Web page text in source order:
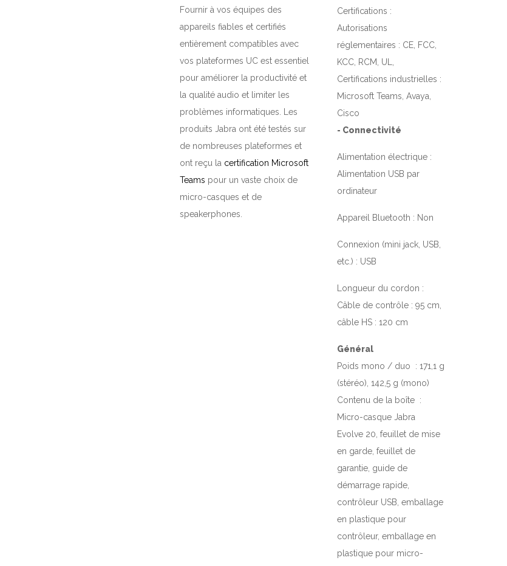
Fournir à vos équipes des
appareils fiables et certifiés
entièrement compatibles avec
vos plateformes UC est essentiel
pour améliorer la productivité et
la qualité audio et limiter les
problèmes informatiques. Les
produits Jabra ont été testés sur
de nombreuses plateformes et
ont reçu la certification Microsoft
Teams pour un vaste choix de
micro-casques et de
speakerphones.
Certifications :
Autorisations
réglementaires : CE, FCC,
KCC, RCM, UL,
Certifications industrielles :
Microsoft Teams, Avaya,
Cisco
- Connectivité
Alimentation électrique :
Alimentation USB par
ordinateur
Appareil Bluetooth : Non
Connexion (mini jack, USB,
etc.) : USB
Longueur du cordon :
Câble de contrôle : 95 cm,
câble HS : 120 cm
Général
Poids mono / duo : 171,1 g
(stéréo), 142,5 g (mono)
Contenu de la boîte :
Micro-casque Jabra
Evolve 20, feuillet de mise
en garde, feuillet de
garantie, guide de
démarrage rapide,
contrôleur USB, emballage
en plastique pour
contrôleur, emballage en
plastique pour micro-